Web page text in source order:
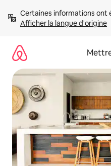
directement
Afficher la langue d'origine